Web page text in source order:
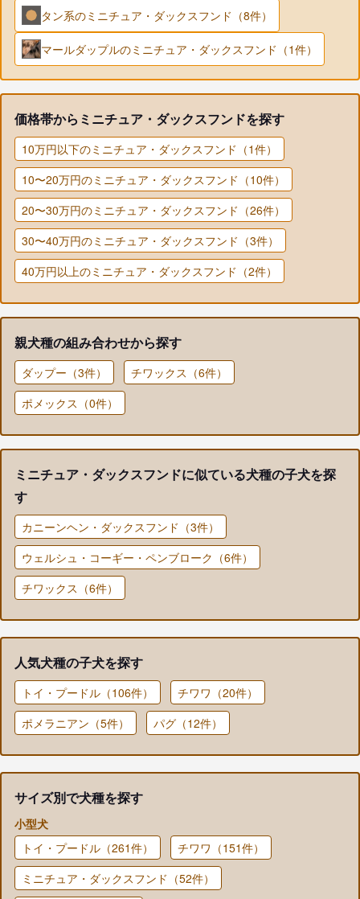
タン系のミニチュア・ダックスフンド（8件）
マールダップルのミニチュア・ダックスフンド（1件）
価格帯からミニチュア・ダックスフンドを探す
10万円以下のミニチュア・ダックスフンド（1件）
10〜20万円のミニチュア・ダックスフンド（10件）
20〜30万円のミニチュア・ダックスフンド（26件）
30〜40万円のミニチュア・ダックスフンド（3件）
40万円以上のミニチュア・ダックスフンド（2件）
親犬種の組み合わせから探す
ダップー（3件）
チワックス（6件）
ポメックス（0件）
ミニチュア・ダックスフンドに似ている犬種の子犬を探
す
カニーンヘン・ダックスフンド（3件）
ウェルシュ・コーギー・ペンブローク（6件）
チワックス（6件）
人気犬種の子犬を探す
トイ・プードル（106件）
チワワ（20件）
ポメラニアン（5件）
パグ（12件）
サイズ別で犬種を探す
小型犬
トイ・プードル（261件）
チワワ（151件）
ミニチュア・ダックスフンド（52件）